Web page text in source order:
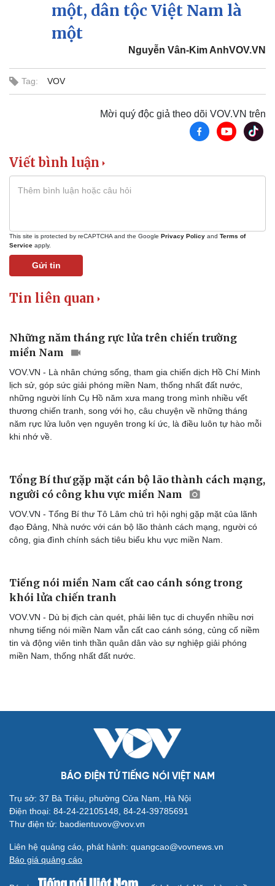
Săn Tour
check-in
Đọc truyện đêm khuya
Hạt giống tâm hồn
một, dân tộc Việt Nam là
một
Nguyễn Vân-Kim AnhVOV.VN
Tag: VOV
Mời quý độc giả theo dõi VOV.VN trên
Viết bình luận
This site is protected by reCAPTCHA and the Google Privacy Policy and Terms of
Service apply.
Gửi tin
Tin liên quan
Những năm tháng rực lửa trên chiến trường
miền Nam
VOV.VN - Là nhân chứng sống, tham gia chiến dịch Hồ Chí Minh
lịch sử, góp sức giải phóng miền Nam, thống nhất đất nước,
những người lính Cụ Hồ năm xưa mang trong mình nhiều vết
thương chiến tranh, song với họ, câu chuyện về những tháng
năm rực lửa luôn vẹn nguyên trong kí ức, là điều luôn tự hào mỗi
khi nhớ về.
Tổng Bí thư gặp mặt cán bộ lão thành cách mạng,
người có công khu vực miền Nam
VOV.VN - Tổng Bí thư Tô Lâm chủ trì hội nghị gặp mặt của lãnh
đạo Đảng, Nhà nước với cán bộ lão thành cách mạng, người có
công, gia đình chính sách tiêu biểu khu vực miền Nam.
Tiếng nói miền Nam cất cao cánh sóng trong
khói lửa chiến tranh
VOV.VN - Dù bị địch càn quét, phải liên tục di chuyển nhiều nơi
nhưng tiếng nói miền Nam vẫn cất cao cánh sóng, củng cố niềm
tin và động viên tinh thần quân dân vào sự nghiệp giải phóng
miền Nam, thống nhất đất nước.
BÁO ĐIỆN TỬ TIẾNG NÓI VIỆT NAM
Trụ sở: 37 Bà Triệu, phường Cửa Nam, Hà Nội
Điện thoại: 84-24-22105148, 84-24-39785691
Thư điện tử: baodientuvov@vov.vn
Liên hệ quảng cáo, phát hành: quangcao@vovnews.vn
Báo giá quảng cáo